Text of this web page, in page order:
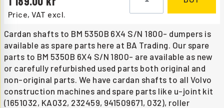
Price, VAT excl.
Cardan shafts to BM 5350B 6X4 S/N 1800- dumpers is
available as spare parts here at BA Trading. Our spare
parts to BM 5350B 6X4 S/N 1800- are available as new
or carefully refurbished used parts both original and
non-original parts. We have cardan shafts to all Volvo
construction machines and spare parts like u-joint kit
(1651032, KA032, 232459, 941509671, 032), roller